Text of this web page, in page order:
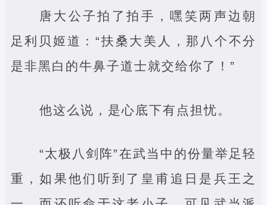
唐大公子拍了拍手，嘿笑两声边朝
足利贝姬道：“扶桑大美人，那八个不分
是非黑白的牛鼻子道士就交给你了！”
他这么说，是心底下有点担忧。
“太极八剑阵”在武当中的份量举足轻
重，如果他们听到了皇甫追日是兵王之